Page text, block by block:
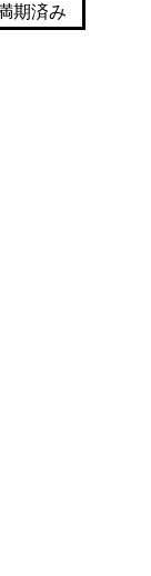
期済み